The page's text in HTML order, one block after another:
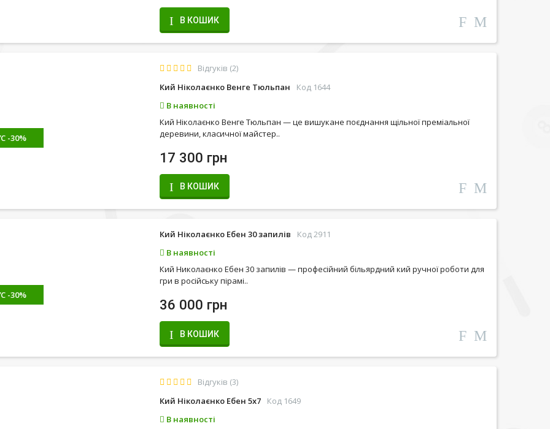
В КОШИК
-30%
Відгуків (2)
Кий Ніколаєнко Венге Тюльпан
Код 1644
В наявності
Кий Ніколаєнко Венге Тюльпан — це вишукане поєднання щільної преміальної
деревини, класичної майстер..
17 300 грн
В КОШИК
-30%
Кий Ніколаєнко Ебен 30 запилів
Код 2911
В наявності
Кий Николаєнко Ебен 30 запилів — професійний більярдний кий ручної роботи для
гри в російську пірамі..
36 000 грн
В КОШИК
Відгуків (3)
Кий Ніколаєнко Ебен 5х7
Код 1649
В наявності